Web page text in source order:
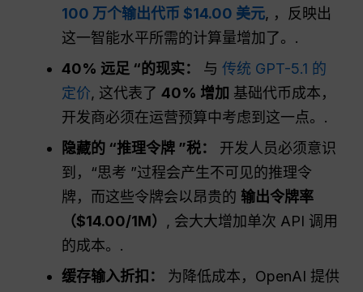
100 万个输出代币 $14.00 美元, ，反映出
这一智能水平所需的计算量增加了。.
40% 远足 “的现实：
与传统 GPT-5.1 的
定价, 这代表了40% 增加 基础代币成本，
开发商必须在运营预算中考虑到这一点。.
隐藏的 “推理令牌 ”税：
开发人员必须意识
到，“思考 ”过程会产生不可见的推理令
牌，而这些令牌会以昂贵的 输出令牌率
（$14.00/1M） , 会大大增加单次 API 调用
的成本。.
缓存输入折扣：
为降低成本，OpenAI 提供